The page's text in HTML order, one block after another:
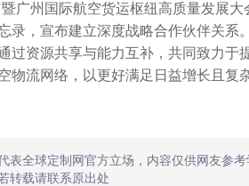
广州国际航空货运枢纽高质量发展
录，宣布建立深度战略合作伙伴关系
过资源共享与能力互补，共同致力于
物流网络，以更好满足日益增长且复
表全球定制网官方立场，内容仅供网友参
转载请联系原出处